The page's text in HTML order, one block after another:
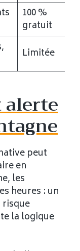
100 %
gratuit
Limitée
alerte
peut
en
les
heures : un
risque
la logique